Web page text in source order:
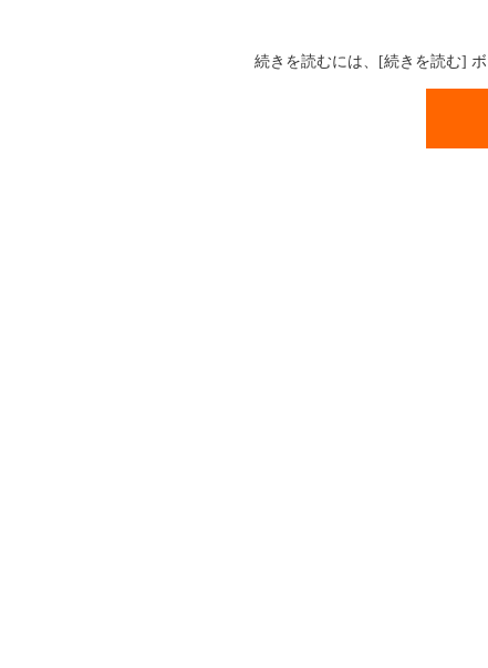
続きを読むには、[続きを読む]